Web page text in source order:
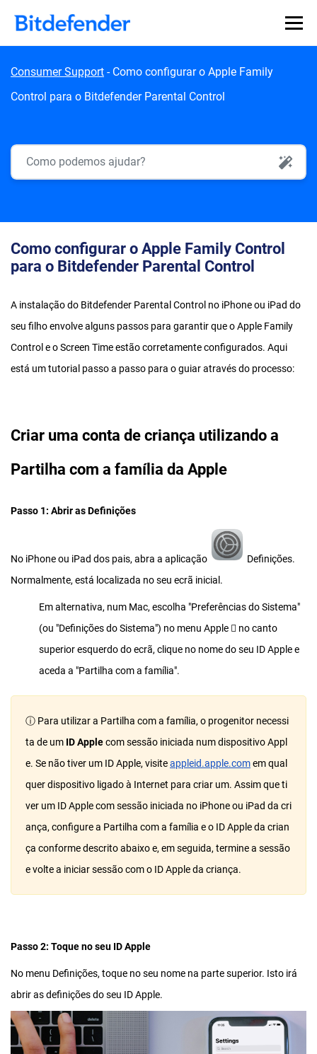
Consumer Support - Como configurar o Apple Family
Control para o Bitdefender Parental Control
Como configurar o Apple Family Control
para o Bitdefender Parental Control
A instalação do Bitdefender Parental Control no iPhone ou iPad do
seu filho envolve alguns passos para garantir que o Apple Family
Control e o Screen Time estão corretamente configurados. Aqui
está um tutorial passo a passo para o guiar através do processo:
Criar uma conta de criança utilizando a
Partilha com a família da Apple
Passo 1: Abrir as Definições
No iPhone ou iPad dos pais, abra a aplicação
Definições.
Normalmente, está localizada no seu ecrã inicial.
Em alternativa, num Mac, escolha "Preferências do Sistema"
(ou "Definições do Sistema") no menu Apple  no canto
superior esquerdo do ecrã, clique no nome do seu ID Apple e
aceda a "Partilha com a família".
ⓘ Para utilizar a Partilha com a família, o progenitor necessi
ta de um ID Applecom sessão iniciada num dispositivo Appl
e. Se não tiver um ID Apple, visiteappleid.apple.comem qual
quer dispositivo ligado à Internet para criar um. Assim que ti
ver um ID Apple com sessão iniciada no iPhone ou iPad da cri
ança, configure a Partilha com a família e o ID Apple da crian
ça conforme descrito abaixo e, em seguida, termine a sessão
e volte a iniciar sessão com o ID Apple da criança.
Passo 2: Toque no seu ID Apple
No menu Definições, toque no seu nome na parte superior. Isto irá
abrir as definições do seu ID Apple.